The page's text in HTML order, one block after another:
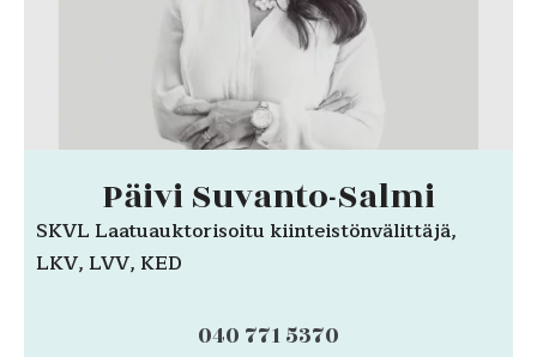
Päivi Suvanto-Salmi
SKVL Laatuauktorisoitu kiinteistönvälittäjä,
LKV, LVV, KED
040 771 5370